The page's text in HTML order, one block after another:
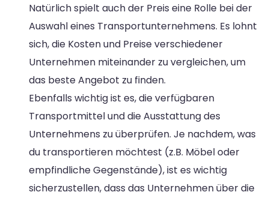
Natürlich spielt auch der Preis eine Rolle bei der
Auswahl eines Transportunternehmens. Es lohnt
sich, die Kosten und Preise verschiedener
Unternehmen miteinander zu vergleichen, um
das beste Angebot zu finden.
Ebenfalls wichtig ist es, die verfügbaren
Transportmittel und die Ausstattung des
Unternehmens zu überprüfen. Je nachdem, was
du transportieren möchtest (z.B. Möbel oder
empfindliche Gegenstände), ist es wichtig
sicherzustellen, dass das Unternehmen über die